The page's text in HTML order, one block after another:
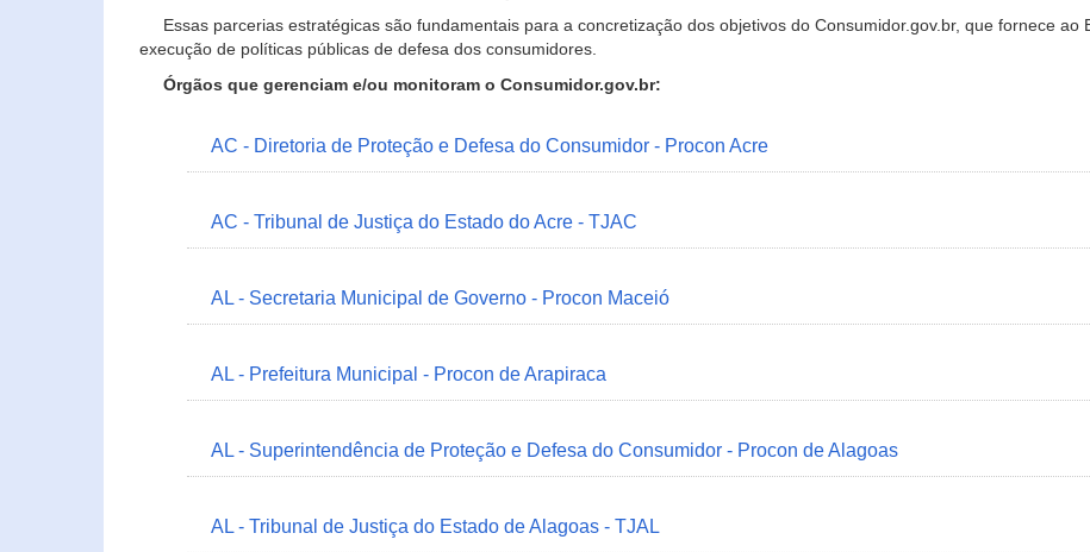
Essas parcerias estratégicas são fundamentais para a concretização dos objetivos do Consumidor.gov.br, que fornece
execução de políticas públicas de defesa dos consumidores.
Órgãos que gerenciam e/ou monitoram o Consumidor.gov.br:
AC - Diretoria de Proteção e Defesa do Consumidor - Procon Acre
AC - Tribunal de Justiça do Estado do Acre - TJAC
AL - Secretaria Municipal de Governo - Procon Maceió
AL - Prefeitura Municipal - Procon de Arapiraca
AL - Superintendência de Proteção e Defesa do Consumidor - Procon de Alagoas
AL - Tribunal de Justiça do Estado de Alagoas - TJAL